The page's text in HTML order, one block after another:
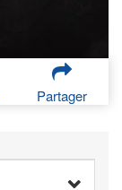
Partager